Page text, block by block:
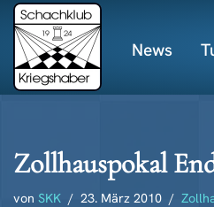
Zum
Inhalt
springen
News
Zollhauspokal
von SKK 23. März 2010